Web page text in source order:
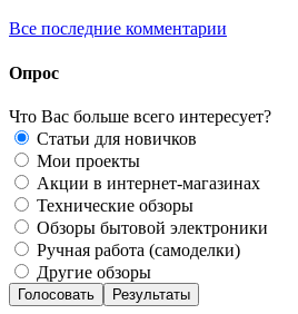
Все последние комментарии
Опрос
Что Вас больше всего интересует?
Статьи для новичков
Мои проекты
Акции в интернет-магазинах
Технические обзоры
Обзоры бытовой электроники
Ручная работа (самоделки)
Другие обзоры
Голосовать Результаты